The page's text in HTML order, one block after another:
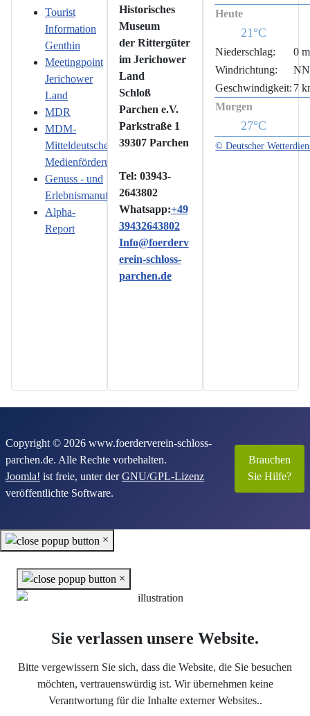
Tourist
Information
Genthin
Meetingpoint
Jerichower
Land
MDR
MDM-
Mitteldeutsche
Medienförderung
Genuss - und
Erlebnismanufaktur
Alpha-
Report
Historisches
Museum
der Rittergüter
im Jerichower
Land
Schloß
Parchen e.V.
Parkstraße 1
39307 Parchen
Tel: 03943-
2643802
Whatsapp:+49
39432643802
Info@foerderv
erein-schloss-
parchen.de
Heute
21°C
Niederschlag:
0
Windrichtung:
Geschwindigkeit: 7
Morgen
27°C
© Deutscher
Copyright © 2026 www.foerderverein-schloss-
parchen.de. Alle Rechte vorbehalten.
Joomla! ist freie, unter derGNU/GPL-Lizenz
veröffentlichte Software.
Brauchen
Sie Hilfe?
×
×
Sie verlassen unsere Website.
Bitte vergewissern Sie sich, dass die Website, die Sie besuchen
möchten, vertrauenswürdig ist. Wir übernehmen keine
Verantwortung für die Inhalte externer Websites..